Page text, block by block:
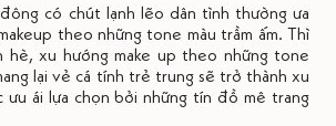
có chút lạnh lẽo dân tình thường ưa
theo những tone màu trầm ấm. Thì
hè, xu hướng make up theo những tone
lại vẻ cá tính trẻ trung sẽ trở thành xu
ưu ái lựa chọn bởi những tín đồ mê trang